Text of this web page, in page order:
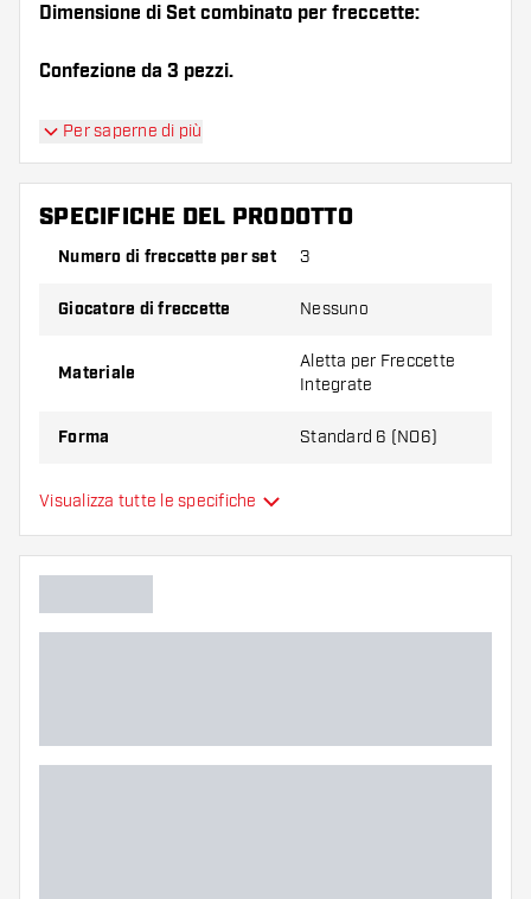
Dimensione di Set combinato per freccette:
Confezione da 3 pezzi.
Suggerimento di Dartshopper!
Assicuratevi di avere a portata di mano un gran
numero di alette e di astine. Questi possono
Provate una forma, un materiale o uno
variante vi si addice di più!
Per saperne di più
SPECIFICHE DEL PRODOTTO
Numero di freccette per set 3
Giocatore di freccette Nessuno
Materiale
Aletta per Freccette
Integrate
Forma Standard 6 (NO6)
Tipo
Colore principale
Visualizza tutte le specifiche